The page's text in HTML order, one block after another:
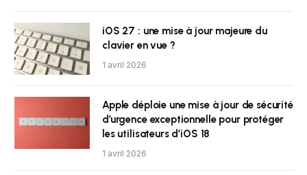
iOS 27 : une mise à jour majeure du
clavier en vue ?
1 avril 2026
Apple déploie une mise à jour de sécurité
d’urgence exceptionnelle pour protéger
les utilisateurs d’iOS 18
1 avril 2026